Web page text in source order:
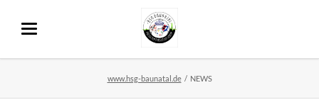
www.hsg-baunatal.de NEWS